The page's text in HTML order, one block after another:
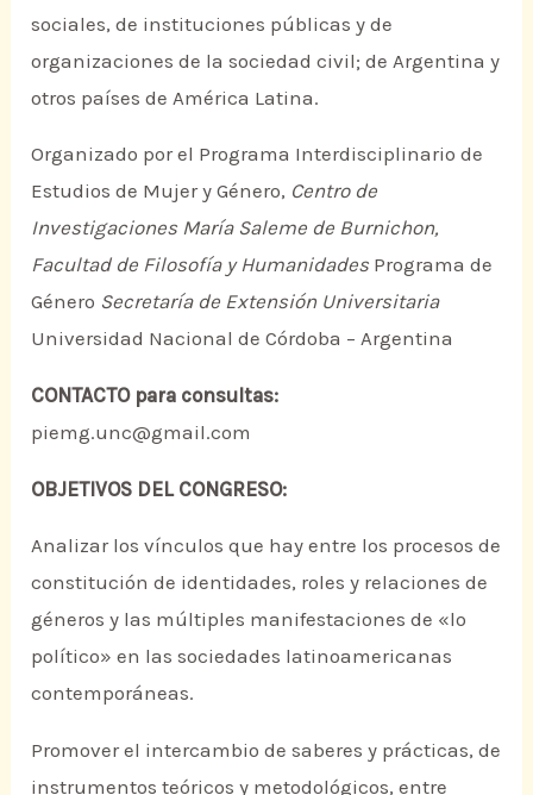
sociales, de instituciones públicas y de
organizaciones de la sociedad civil; de Argentina y
otros países de América Latina.
Organizado por el Programa Interdisciplinario de
Estudios de Mujer y Género, Centro de
Investigaciones María Saleme de Burnichon,
Facultad de Filosofía y Humanidades Programa de
Género Secretaría de Extensión Universitaria
Universidad Nacional de Córdoba – Argentina
CONTACTO para consultas:
piemg.unc@gmail.com
OBJETIVOS DEL CONGRESO:
Analizar los vínculos que hay entre los procesos de
constitución de identidades, roles y relaciones de
géneros y las múltiples manifestaciones de «lo
político» en las sociedades latinoamericanas
contemporáneas.
Promover el intercambio de saberes y prácticas, de
instrumentos teóricos y metodológicos, entre